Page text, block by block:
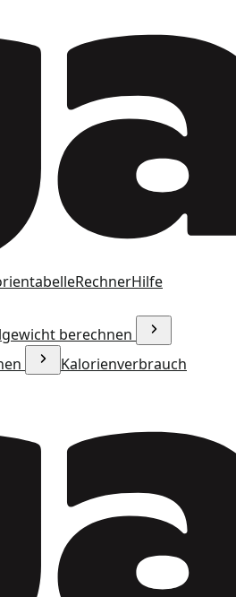
RechnerHilfe
berechnen
Kalorienverbrauch